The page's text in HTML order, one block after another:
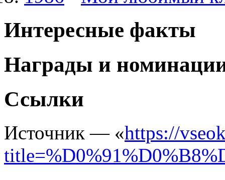
Интересные факты
Награды и
Ссылки
Источник — «https://